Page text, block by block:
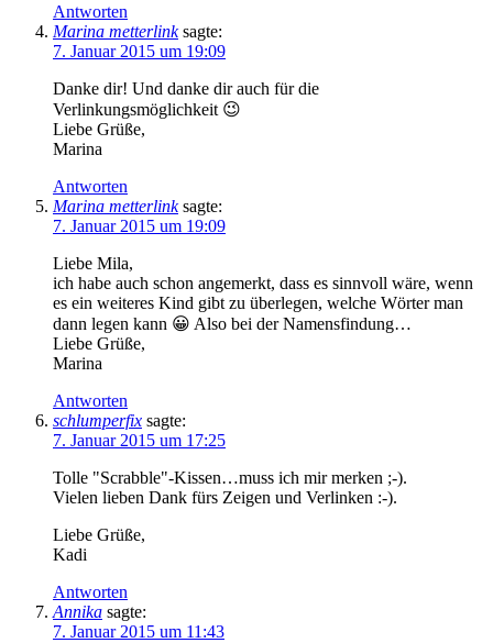
Antworten
Marina metterlink sagte:
7. Januar 2015 um 19:09
Danke dir! Und danke dir auch für die
Verlinkungsmöglichkeit 😉
Liebe Grüße,
Marina
Antworten
Marina metterlink sagte:
7. Januar 2015 um 19:09
Liebe Mila,
ich habe auch schon angemerkt, dass es sinnvoll wäre, wenn
es ein weiteres Kind gibt zu überlegen, welche Wörter man
dann legen kann 😀 Also bei der Namensfindung…
Liebe Grüße,
Marina
Antworten
schlumperfix sagte:
7. Januar 2015 um 17:25
Tolle "Scrabble"-Kissen…muss ich mir merken ;-).
Vielen lieben Dank fürs Zeigen und Verlinken :-).
Liebe Grüße,
Kadi
Antworten
Annika sagte:
7. Januar 2015 um 11:43